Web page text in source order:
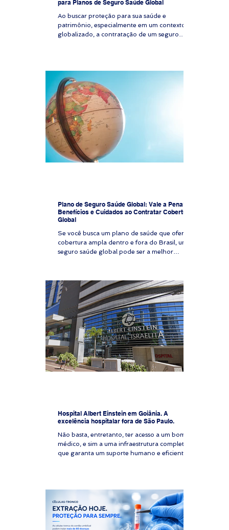
para Planos de Seguro Saúde Global
Ao buscar proteção para sua saúde e
patrimônio, especialmente em um contexto
globalizado, a contratação de um seguro
de qualidade, seja para você, sua família, seus
colaboradores ou expatriados. Este guia
detalhado apresenta um passo a passo para
realizar a cotação online de seguro saúde
global, com foco em clareza, segurança e
análise técnica. Cota
Plano de Seguro Saúde Global: Vale a Pena?
Benefícios e Cuidados ao Contratar Cobertura
Global
Se você busca um plano de saúde que ofereça
cobertura ampla dentro e fora do Brasil, um
seguro saúde global pode ser a melhor
exames e assistência em emergências globais,
esse tipo de cobertura está cada vez mais
presente entre executivos, expatriados,
investidores e quem valoriza atendimento
médico de alto nível. Mas será que vale a pena
contratar um plano de saúde global? Neste
artigo, vamos explora
Hospital Albert Einstein em Goiânia. A
excelência hospitalar fora de São Paulo.
Não basta, entretanto, ter acesso a um bom
médico, e sim a uma infraestrutura completa,
que garanta um suporte humano e eficiente.